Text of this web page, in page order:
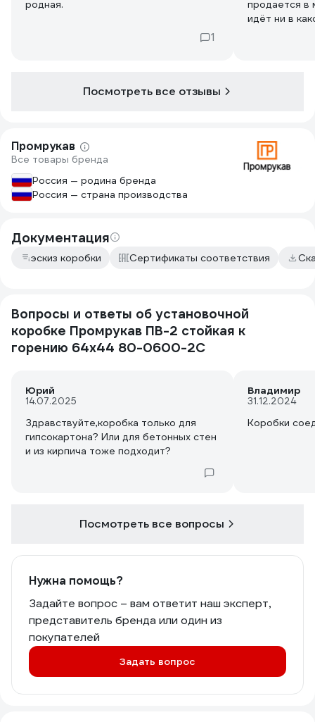
родная.
1
продается в
идёт ни в
Посмотреть все отзывы
Промрукав
Все товары бренда
Россия — родина бренда
Россия — страна производства
Документация
эскиз коробки Сертификаты соответствия
Вопросы и ответы об установочной
коробке Промрукав ПВ-2 стойкая к
горению 64х44 80-0600-2С
Юрий
14.07.2025
Здравствуйте,коробка только для
гипсокартона? Или для бетонных стен
и из кирпича тоже подходит?
Владимир
31.12.2024
Коробки
Посмотреть все вопросы
Нужна помощь?
Задайте вопрос – вам ответит наш эксперт,
представитель бренда или один из
покупателей
Задать вопрос